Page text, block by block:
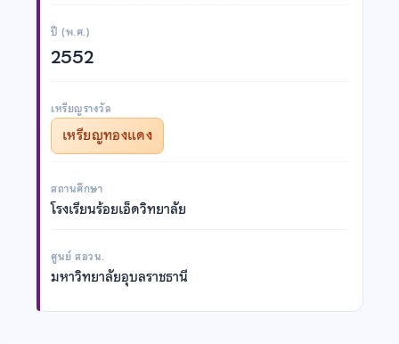
ปี (พ.ศ.)
2552
เหรียญรางวัล
เหรียญทองแดง
สถานศึกษา
โรงเรียนร้อยเอ็ดวิทยาลัย
ศูนย์ สอวน.
มหาวิทยาลัยอุบลราชธานี